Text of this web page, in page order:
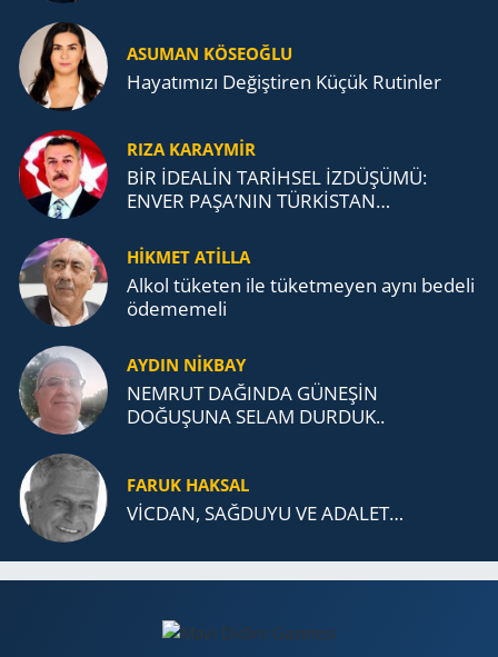
ASUMAN KÖSEOĞLU
Ha­ya­tı­mı­zı De­ğiş­ti­ren Küçük Ru­tin­ler
RIZA KARAYMIR
BİR İDEALİN TARİHSEL İZDÜŞÜMÜ:
ENVER PAŞA’NIN TÜRKİSTAN
TEŞKİLATI’NA UZANAN MİRASI
HİKMET ATİLLA
Alkol tü­ke­ten ile tü­ket­me­yen aynı be­de­li
öde­me­me­li
AYDIN NİKBAY
NEMRUT DAĞINDA GÜNEŞİN
DOĞUŞUNA SELAM DURDUK..
FARUK HAKSAL
VİCDAN, SAĞ­DU­YU VE ADA­LET…